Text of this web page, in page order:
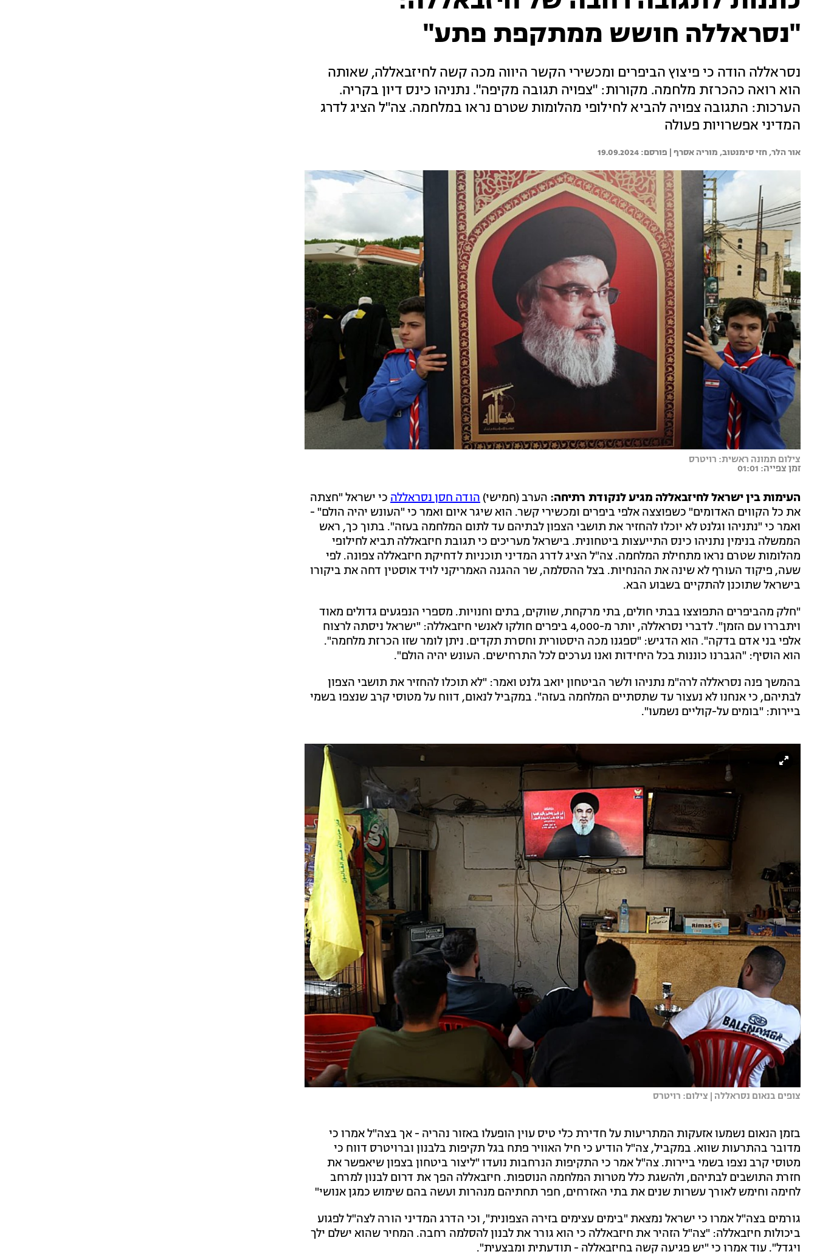
"נסראללה חושש ממתקפת פתע"
נסראללה הודה כי פיצוץ הביפרים ומכשירי הקשר היווה מכה קשה לחיזבאללה, שאותה
הוא רואה כהכרזת מלחמה. מקורות: "צפויה תגובה מקיפה". נתניהו כינס דיון בקריה.
הערכות: התגובה צפויה להביא לחילופי מהלומות שטרם נראו במלחמה. צה"ל הציג לדרג
המדיני אפשרויות פעולה
אור הלר, חזי סימנטוב, מוריה אסרף | 19.09.2024
צילום תמונה ראשית: רויטרס
זמן צפייה: 01:01
העימות בין ישראל לחיזבאללה מגיע לנקודת רתיחה: הערב (חמישי) הודה חסן נסראללה כי ישראל "חצתה
את כל הקווים האדומים" כשפוצצה אלפי ביפרים ומכשירי קשר. הוא שיגר איום ואמר כי "העונש יהיה הולם" -
ואמר כי "נתניהו וגלנט לא יוכלו להחזיר את תושבי הצפון לבתיהם עד לתום המלחמה בעזה". בתוך כך, ראש
הממשלה בנימין נתניהו כינס התייעצות ביטחונית. בישראל מעריכים כי תגובת חיזבאללה תביא לחילופי
מהלומות שטרם נראו מתחילת המלחמה. צה"ל הציג לדרג המדיני תוכניות לדחיקת חיזבאללה צפונה. לפי
שעה, פיקוד העורף לא שינה את ההנחיות. בצל ההסלמה, שר ההגנה האמריקני לויד אוסטין דחה את ביקורו
בישראל שתוכנן להתקיים בשבוע הבא.
"חלק מהביפרים התפוצצו בבתי חולים, בתי מרקחת, שווקים, בתים וחנויות. מספרי הנפגעים גדולים מאוד
ויתבררו עם הזמן". לדברי נסראללה, יותר מ-4,000 ביפרים חולקו לאנשי חיזבאללה: "ישראל ניסתה לרצוח
אלפי בני אדם בדקה". הוא הדגיש: "ספגנו מכה היסטורית וחסרת תקדים. ניתן לומר שזו הכרזת מלחמה".
הוא הוסיף: "הגברנו כוננות בכל היחידות ואנו נערכים לכל התרחישים. העונש יהיה הולם".
בהמשך פנה נסראללה לרה"מ נתניהו ולשר הביטחון יואב גלנט ואמר: "לא תוכלו להחזיר את תושבי הצפון
לבתיהם, כי אנחנו לא נעצור עד שתסתיים המלחמה בעזה". במקביל לנאום, דווח על מטוסי קרב שנצפו בשמי
ביירות: "בומים על-קוליים נשמעו".
צופים בנאום נסראללה | צילום: רויטרס
בזמן הנאום נשמעו אזעקות המתריעות על חדירת כלי טיס עוין הופעלו באזור נהריה - אך בצה"ל אמרו כי
מדובר בהתרעות שווא. במקביל, צה"ל הודיע כי חיל האוויר פתח בגל תקיפות בלבנון וברויטרס דווח כי
מטוסי קרב נצפו בשמי ביירות. צה"ל אמר כי התקיפות הנרחבות נועדו "ליצור ביטחון בצפון שיאפשר את
חזרת התושבים לבתיהם, ולהשגת כלל מטרות המלחמה הנוספות. חיזבאללה הפך את דרום לבנון למרחב
לחימה וחימש לאורך עשרות שנים את בתי האזרחים, חפר תחתיהם מנהרות ועשה בהם שימוש כמגן אנושי"
גורמים בצה"ל אמרו כי ישראל נמצאת "בימים עצימים בזירה הצפונית", וכי הדרג המדיני הורה לצה"ל לפגוע
ביכולות חיזבאללה: "צה"ל הזהיר את חיזבאללה כי הוא גורר את לבנון להסלמה רחבה. המחיר שהוא ישלם ילך
ויגדל". עוד אמרו כי "יש פגיעה קשה בחיזבאללה - תודעתית ומבצעית".